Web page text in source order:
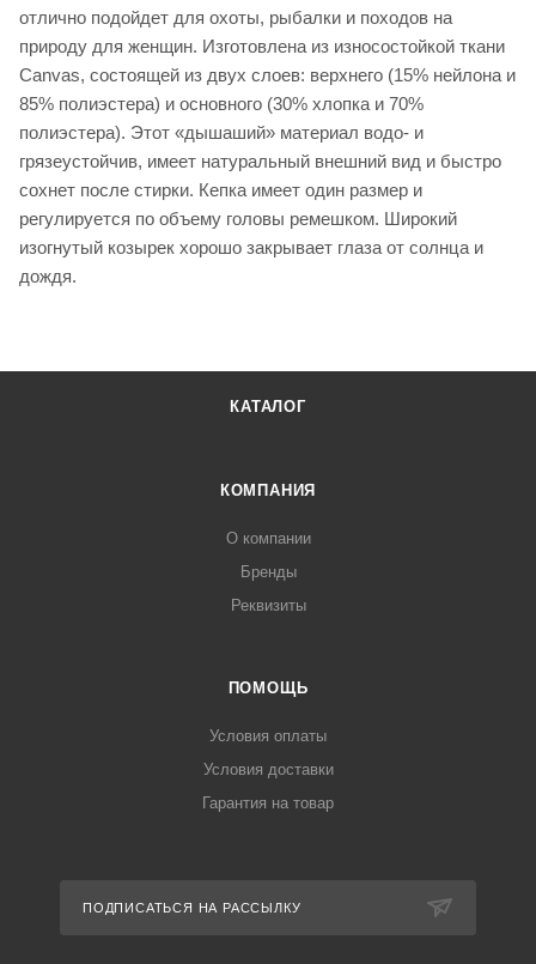
отлично подойдет для охоты, рыбалки и походов на
природу для женщин. Изготовлена из износостойкой ткани
Canvas, состоящей из двух слоев: верхнего (15% нейлона и
85% полиэстера) и основного (30% хлопка и 70%
полиэстера). Этот «дышаший» материал водо- и
грязеустойчив, имеет натуральный внешний вид и быстро
сохнет после стирки. Кепка имеет один размер и
регулируется по объему головы ремешком. Широкий
изогнутый козырек хорошо закрывает глаза от солнца и
дождя.
КАТАЛОГ
КОМПАНИЯ
О компании
Бренды
Реквизиты
ПОМОЩЬ
Условия оплаты
Условия доставки
Гарантия на товар
ПОДПИСАТЬСЯ НА РАССЫЛКУ